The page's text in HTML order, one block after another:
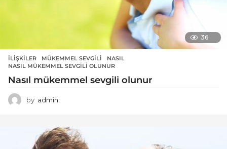
36
İLIŞKILER MÜKEMMEL SEVGILI ,NASIL
NASIL MÜKEMMEL SEVGILI OLUNUR
Nasıl mükemmel sevgili olunur
by admin